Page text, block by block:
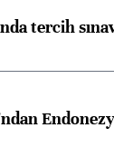
tercih